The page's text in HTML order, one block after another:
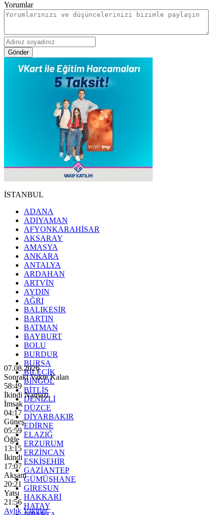
Yorumlar
Gönder
İSTANBUL
ADANA
ADIYAMAN
AFYONKARAHİSAR
AKSARAY
AMASYA
ANKARA
ANTALYA
ARDAHAN
ARTVİN
AYDIN
AĞRI
BALIKESİR
BARTIN
BATMAN
BAYBURT
BOLU
BURDUR
BURSA
BİLECİK
BİNGÖL
BİTLİS
DENİZLİ
DÜZCE
DİYARBAKIR
EDİRNE
ELAZIĞ
ERZURUM
ERZİNCAN
ESKİŞEHİR
GAZİANTEP
GÜMÜŞHANE
GİRESUN
HAKKARİ
HATAY
07.08.2026
Sonraki Vakte Kalan
58:48
İkindi Namazı
İmsak
04:17
Güneş
05:59
Öğle
13:15
İkindi
17:07
Akşam
20:21
Yatsı
21:56
Aylık Vakitler